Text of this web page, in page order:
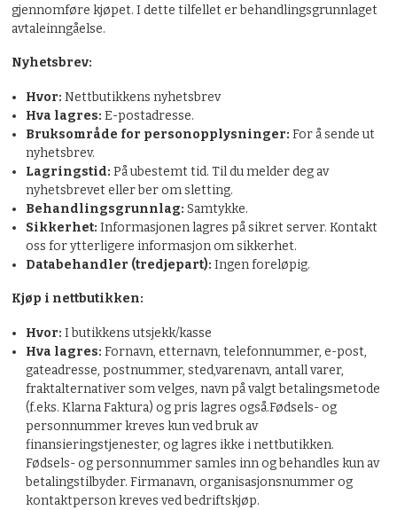
gjennomføre kjøpet. I dette tilfellet er behandlingsgrunnlaget
avtaleinngåelse.
Nyhetsbrev:
Hvor: Nettbutikkens nyhetsbrev
Hva lagres: E-postadresse.
Bruksområde for personopplysninger: For å sende ut
nyhetsbrev.
Lagringstid: På ubestemt tid. Til du melder deg av
nyhetsbrevet eller ber om sletting.
Behandlingsgrunnlag: Samtykke.
Sikkerhet: Informasjonen lagres på sikret server. Kontakt
oss for ytterligere informasjon om sikkerhet.
Databehandler (tredjepart): Ingen foreløpig.
Kjøp i nettbutikken:
Hvor: I butikkens utsjekk/kasse
Hva lagres: Fornavn, etternavn, telefonnummer, e-post,
gateadresse, postnummer, sted,varenavn, antall varer,
fraktalternativer som velges, navn på valgt betalingsmetode
(f.eks. Klarna Faktura) og pris lagres også.Fødsels- og
personnummer kreves kun ved bruk av
finansieringstjenester, og lagres ikke i nettbutikken.
Fødsels- og personnummer samles inn og behandles kun av
betalingstilbyder. Firmanavn, organisasjonsnummer og
kontaktperson kreves ved bedriftskjøp.